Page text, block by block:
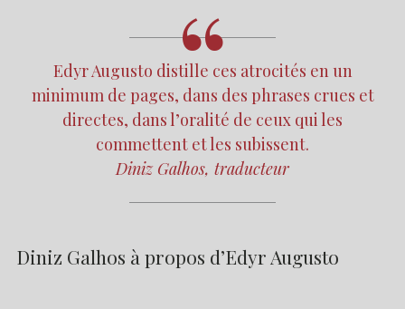
Edyr Augusto distille ces atrocités en un
minimum de pages, dans des phrases crues et
directes, dans l’oralité de ceux qui les
commettent et les subissent.
Diniz Galhos, traducteur
Diniz Galhos à propos d’Edyr Augusto